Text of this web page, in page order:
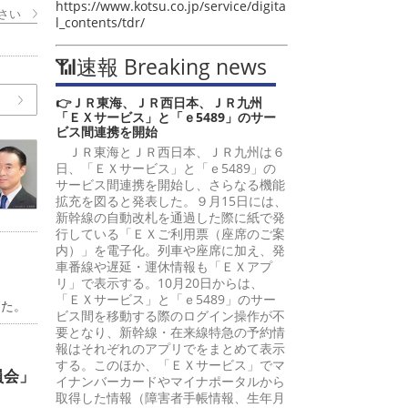
い
。
」
https://www.kotsu.co.jp/service/digita
l_contents/tdr/
📶速報 Breaking news
👉ＪＲ東海、ＪＲ西日本、ＪＲ九州
「ＥＸサービス」と「ｅ5489」のサー
ビス間連携を開始
ＪＲ東海とＪＲ西日本、ＪＲ九州は６
日、「ＥＸサービス」と「ｅ5489」の
サービス間連携を開始し、さらなる機能
拡充を図ると発表した。９月15日には、
新幹線の自動改札を通過した際に紙で発
行している「ＥＸご利用票（座席のご案
内）」を電子化。列車や座席に加え、発
車番線や遅延・運休情報も「ＥＸアプ
リ」で表示する。10月20日からは、
「ＥＸサービス」と「ｅ5489」のサー
ビス間を移動する際のログイン操作が不
要となり、新幹線・在来線特急の予約情
報はそれぞれのアプリでをまとめて表示
する。このほか、「ＥＸサービス」でマ
イナンバーカードやマイナポータルから
取得した情報（障害者手帳情報、生年月